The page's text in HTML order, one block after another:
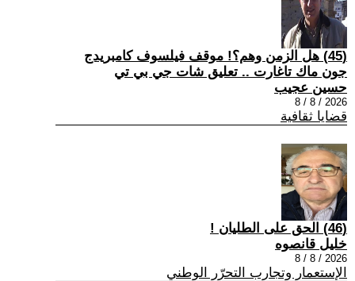
(45) هل الزمن وهم؟! موقف فيلسوف كامبريدج
جون ماك تاغارت .. تعليق شات جي بي تي
حسين عجيب
2026 / 8 / 8
قضايا ثقافية
(46) الحق على الطليان !
خليل قانصوه
2026 / 8 / 8
الإستعمار وتجارب التحرّر الوطني